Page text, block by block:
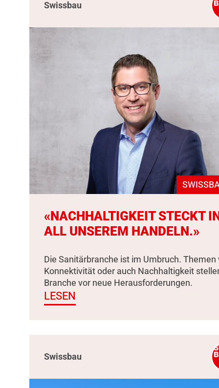
Swissbau
«NACHHALTIGKEIT STECKT
ALL UNSEREM HANDELN.»
Die Sanitärbranche ist im Umbruch. Themen
Konnektivität oder auch Nachhaltigkeit
Branche vor neue Herausforderungen.
LESEN
Swissbau